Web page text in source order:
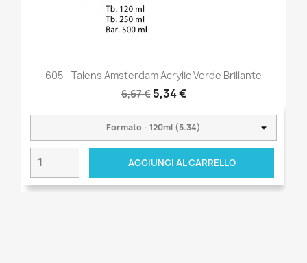
605 - Talens Amsterdam Acrylic Verde Brillante
6,67 € 5,34 €
AGGIUNGI AL CARRELLO